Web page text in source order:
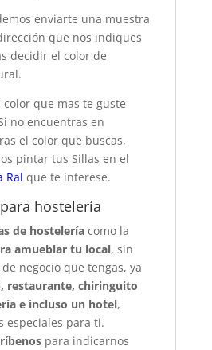
enviarte una muestra
que nos indiques
decidir el color de
color que mas te guste
no encuentras en
el color que buscas,
pintar tus Sillas en el
Ral que te interese.
hostelería
de hostelería como la
amueblar tu local, sin
negocio que tengas, ya
restaurante, chiringuito
e incluso un hotel,
especiales para ti.
para indicarnos